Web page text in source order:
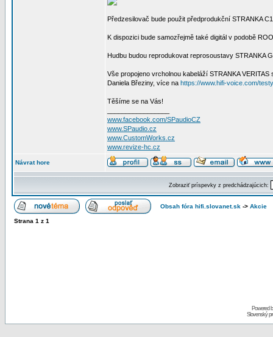
Předzesilovač bude použit předprodukční STRANKA
K dispozici bude samozřejmě také digitál v podobě
Hudbu budou reprodukovat reprosoustavy STRANKA
Vše propojeno vrcholnou kabeláží STRANKA
Daniela Březiny, více na https://www.hifi-voice.com/
Těšíme se na Vás!
www.facebook.com/SPaudioCZ
www.SPaudio.cz
www.CustomWorks.cz
www.revize-hc.cz
Návrat hore
Zobraziť príspevky z predchádzajúcich:
Obsah fóra hifi.slovanet.sk -> Akcie
Strana 1 z 1
Powered
Slovenský